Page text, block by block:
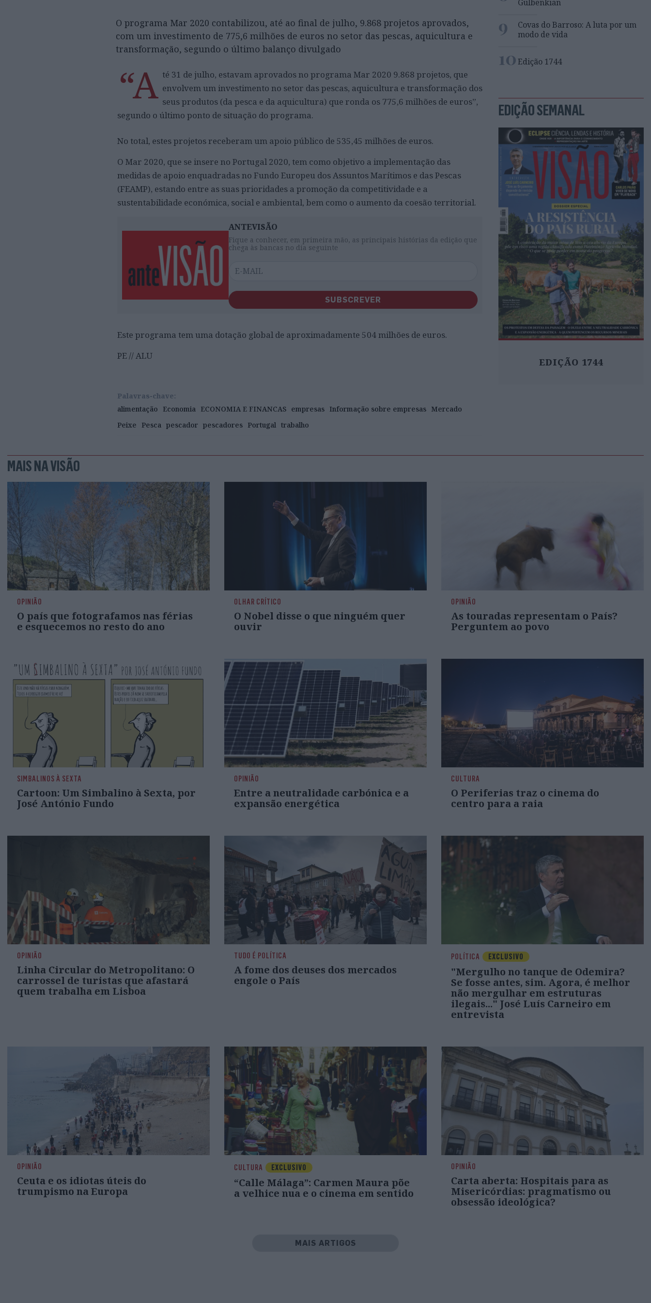
O programa Mar 2020 contabilizou, até ao final de julho, 9.868 projetos aprovados,
com um investimento de 775,6 milhões de euros no setor das pescas, aquicultura e
transformação, segundo o último balanço divulgado
“A té 31 de julho, estavam aprovados no programa Mar 2020 9.868 projetos, que
envolvem um investimento no setor das pescas, aquicultura e transformação dos
seus produtos (da pesca e da aquicultura) que ronda os 775,6 milhões de euros”,
segundo o último ponto de situação do programa.
No total, estes projetos receberam um apoio público de 535,45 milhões de euros.
O Mar 2020, que se insere no Portugal 2020, tem como objetivo a implementação das
medidas de apoio enquadradas no Fundo Europeu dos Assuntos Marítimos e das Pescas
(FEAMP), estando entre as suas prioridades a promoção da competitividade e a
sustentabilidade económica, social e ambiental, bem como o aumento da coesão territorial.
ANTEVISÃO
Fique a conhecer, em primeira mão, as principais histórias da edição que
chega às bancas no dia seguinte
SUBSCREVER
Este programa tem uma dotação global de aproximadamente 504 milhões de euros.
PE // ALU
Palavras-chave:
alimentação
Economia ECONOMIA E FINANCAS empresas Informação sobre empresas Mercado
Peixe
Pesca pescador pescadores Portugal trabalho
Gulbenkian
9
Covas do Barroso: A luta por um
modo de vida
10Edição 1744
EDIÇÃO SEMANAL
EDIÇÃO 1744
MAIS NA VISÃO
OPINIÃO
O país que fotografamos nas férias
e esquecemos no resto do ano
OLHAR CRÍTICO
O Nobel disse o que ninguém quer
ouvir
OPINIÃO
As touradas representam o País?
Perguntem ao povo
SIMBALINOS À SEXTA
Cartoon: Um Simbalino à Sexta, por
José António Fundo
OPINIÃO
Entre a neutralidade carbónica e a
expansão energética
CULTURA
O Periferias traz o cinema do
centro para a raia
OPINIÃO
Linha Circular do Metropolitano: O
carrossel de turistas que afastará
quem trabalha em Lisboa
TUDO É POLÍTICA
A fome dos deuses dos mercados
engole o País
POLÍTICA EXCLUSIVO
"Mergulho no tanque de Odemira?
Se fosse antes, sim. Agora, é melhor
não mergulhar em estruturas
ilegais..." José Luís Carneiro em
entrevista
OPINIÃO
Ceuta e os idiotas úteis do
trumpismo na Europa
CULTURA EXCLUSIVO
“Calle Málaga”: Carmen Maura põe
a velhice nua e o cinema em sentido
OPINIÃO
Carta aberta: Hospitais para as
Misericórdias: pragmatismo ou
obsessão ideológica?
MAIS ARTIGOS